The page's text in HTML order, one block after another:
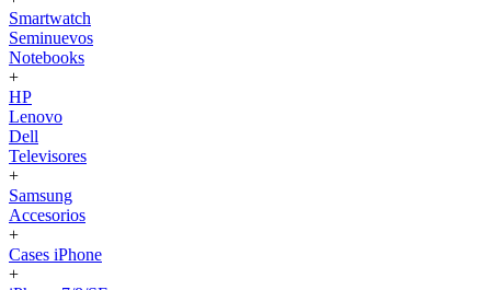
Smartwatch
Seminuevos
Notebooks
+
HP
Lenovo
Dell
Televisores
+
Samsung
Accesorios
+
Cases iPhone
+